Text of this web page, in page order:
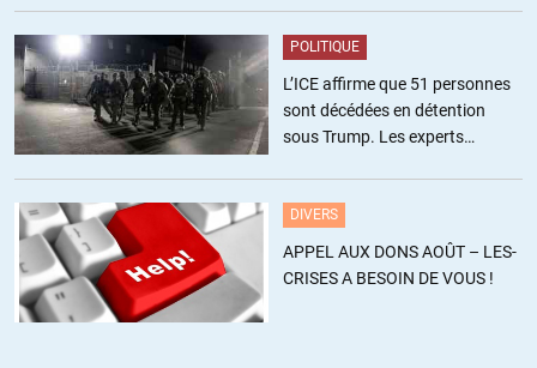
POLITIQUE
L’ICE affirme que 51 personnes
sont décédées en détention
sous Trump. Les experts
DIVERS
APPEL AUX DONS AOÛT – LES-
CRISES A BESOIN DE VOUS !